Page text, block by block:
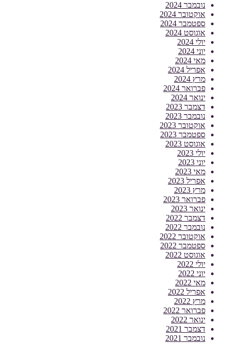
נובמבר 2024
אוקטובר 2024
ספטמבר 2024
אוגוסט 2024
יולי 2024
יוני 2024
מאי 2024
אפריל 2024
מרץ 2024
פברואר 2024
ינואר 2024
דצמבר 2023
נובמבר 2023
אוקטובר 2023
ספטמבר 2023
אוגוסט 2023
יולי 2023
יוני 2023
מאי 2023
אפריל 2023
מרץ 2023
פברואר 2023
ינואר 2023
דצמבר 2022
נובמבר 2022
אוקטובר 2022
ספטמבר 2022
אוגוסט 2022
יולי 2022
יוני 2022
מאי 2022
אפריל 2022
מרץ 2022
פברואר 2022
ינואר 2022
דצמבר 2021
נובמבר 2021